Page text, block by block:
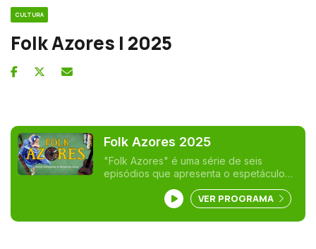
CULTURA
Folk Azores | 2025
Folk Azores 2025
"Folk Azores" é uma série de seis
episódios que apresenta o espetáculo
17 de agosto no pavilhão municipal de
Angra do Heroísmo e que reuniu grupos
portugueses e delegações vindas da
VER PROGRAMA